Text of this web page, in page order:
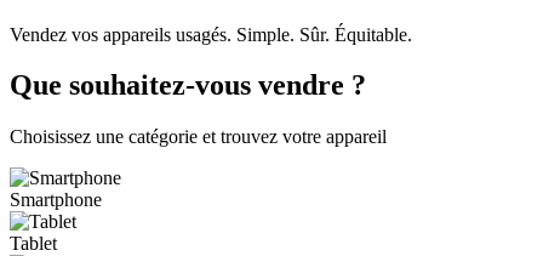
Vendez vos appareils usagés. Simple. Sûr. Équitable.
Que souhaitez-vous vendre ?
Choisissez une catégorie et trouvez votre appareil
Smartphone
Tablet